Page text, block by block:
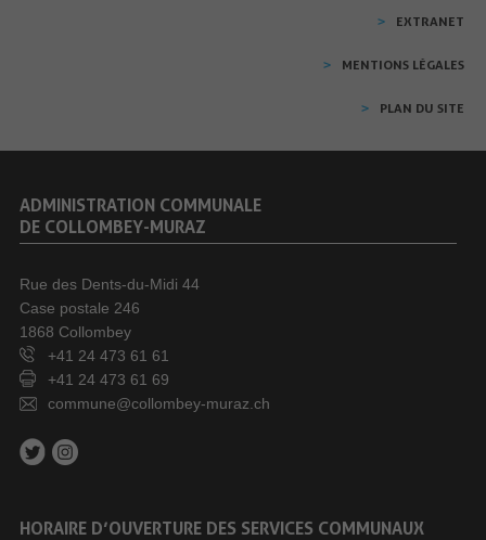
EXTRANET
MENTIONS LÉGALES
PLAN DU SITE
ADMINISTRATION COMMUNALE
DE COLLOMBEY-MURAZ
Rue des Dents-du-Midi 44
Case postale 246
1868 Collombey
+41 24 473 61 61
+41 24 473 61 69
commune@collombey-muraz.ch
HORAIRE D’OUVERTURE DES SERVICES COMMUNAUX